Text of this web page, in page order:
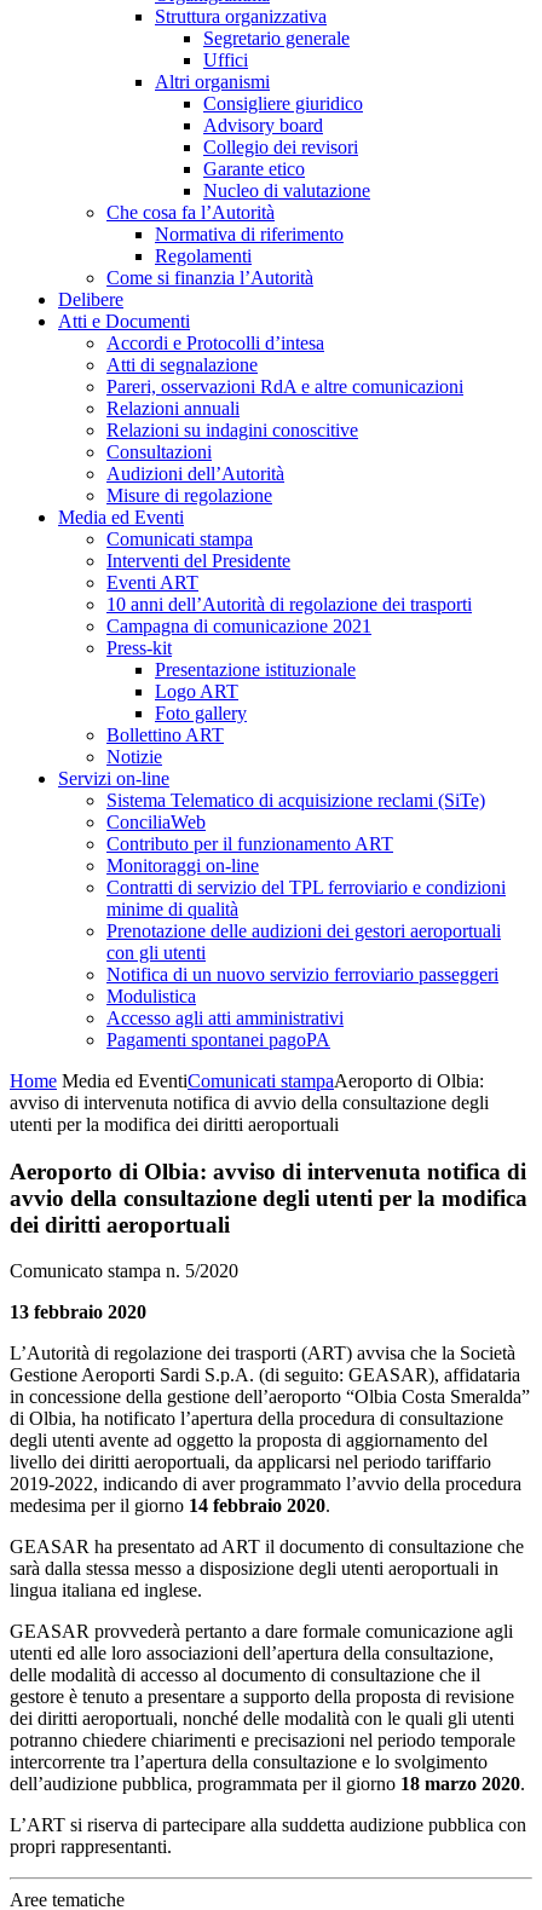
Struttura organizzativa
Segretario generale
Uffici
Altri organismi
Consigliere giuridico
Advisory board
Collegio dei revisori
Garante etico
Nucleo di valutazione
Che cosa fa l’Autorità
Normativa di riferimento
Regolamenti
Come si finanzia l’Autorità
Delibere
Atti e Documenti
Accordi e Protocolli d’intesa
Atti di segnalazione
Pareri, osservazioni RdA e altre comunicazioni
Relazioni annuali
Relazioni su indagini conoscitive
Consultazioni
Audizioni dell’Autorità
Misure di regolazione
Media ed Eventi
Comunicati stampa
Interventi del Presidente
Eventi ART
10 anni dell’Autorità di regolazione dei trasporti
Campagna di comunicazione 2021
Press-kit
Presentazione istituzionale
Logo ART
Foto gallery
Bollettino ART
Notizie
Servizi on-line
Sistema Telematico di acquisizione reclami (SiTe)
ConciliaWeb
Contributo per il funzionamento ART
Monitoraggi on-line
Contratti di servizio del TPL ferroviario e condizioni
minime di qualità
Prenotazione delle audizioni dei gestori aeroportuali
con gli utenti
Notifica di un nuovo servizio ferroviario passeggeri
Modulistica
Accesso agli atti amministrativi
Pagamenti spontanei pagoPA
Home Media ed EventiComunicati stampaAeroporto di Olbia:
avviso di intervenuta notifica di avvio della consultazione degli
utenti per la modifica dei diritti aeroportuali
Aeroporto di Olbia: avviso di intervenuta notifica di
avvio della consultazione degli utenti per la modifica
dei diritti aeroportuali
Comunicato stampa n. 5/2020
13 febbraio 2020
L’Autorità di regolazione dei trasporti (ART) avvisa che la Società
Gestione Aeroporti Sardi S.p.A. (di seguito: GEASAR), affidataria
in concessione della gestione dell’aeroporto “Olbia Costa Smeralda”
di Olbia, ha notificato l’apertura della procedura di consultazione
degli utenti avente ad oggetto la proposta di aggiornamento del
livello dei diritti aeroportuali, da applicarsi nel periodo tariffario
2019-2022, indicando di aver programmato l’avvio della procedura
medesima per il giorno 14 febbraio 2020.
GEASAR ha presentato ad ART il documento di consultazione che
sarà dalla stessa messo a disposizione degli utenti aeroportuali in
lingua italiana ed inglese.
GEASAR provvederà pertanto a dare formale comunicazione agli
utenti ed alle loro associazioni dell’apertura della consultazione,
delle modalità di accesso al documento di consultazione che il
gestore è tenuto a presentare a supporto della proposta di revisione
dei diritti aeroportuali, nonché delle modalità con le quali gli utenti
potranno chiedere chiarimenti e precisazioni nel periodo temporale
intercorrente tra l’apertura della consultazione e lo svolgimento
dell’audizione pubblica, programmata per il giorno 18 marzo 2020.
L’ART si riserva di partecipare alla suddetta audizione pubblica con
propri rappresentanti.
Aree tematiche